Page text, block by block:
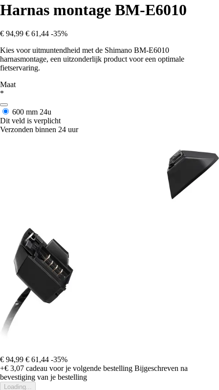
Harnas montage BM-E6010
€ 94,99 € 61,44 -35%
Kies voor uitmuntendheid met de Shimano BM-E6010
harnasmontage, een uitzonderlijk product voor een optimale
fietservaring.
Maat
*
600 mm 24u
Dit veld is verplicht
Verzonden binnen 24 uur
€ 94,99 € 61,44 -35%
+€ 3,07 cadeau voor je volgende bestelling Bijgeschreven na
bevestiging van je bestelling
Loading...